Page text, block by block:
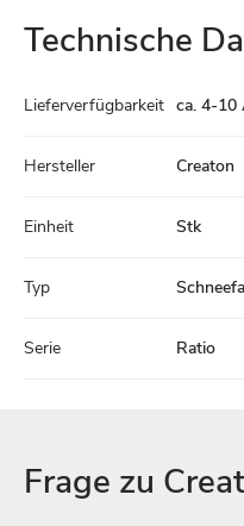
Technische
Daten
Lieferverfügbarkeit ca. 4-10
Hersteller Creaton
Einheit Stk
Typ
Serie Ratio
Frage zu